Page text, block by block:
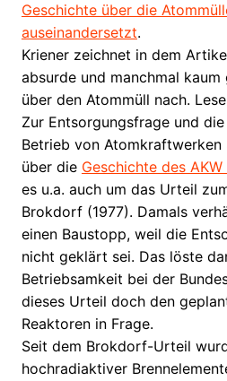
Geschichte über die
auseinandersetzt.
Kriener zeichnet in dem
absurde und manchmal
über den Atommüll nach.
Zur Entsorgungsfrage und
Betrieb von Atomkraftwerken
über die Geschichte des
es u.a. auch um das Urteil
Brokdorf (1977). Damals
einen Baustopp, weil die
nicht geklärt sei. Das löste
Betriebsamkeit bei der
dieses Urteil doch den
Reaktoren in Frage.
Seit dem Brokdorf-Urteil
hochradiaktiver